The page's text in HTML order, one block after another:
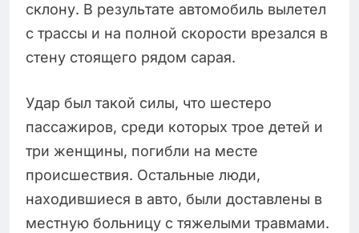
склону. В результате автомобиль вылетел
с трассы и на полной скорости врезался в
стену стоящего рядом сарая.
Удар был такой силы, что шестеро
пассажиров, среди которых трое детей и
три женщины, погибли на месте
происшествия. Остальные люди,
находившиеся в авто, были доставлены в
местную больницу с тяжелыми травмами.